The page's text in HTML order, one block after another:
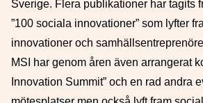
Sverige. Flera publikationer har tagits
”100 sociala innovationer” som lyfter
innovationer och
MSI har genom åren även arrangerat
Innovation Summit” och en rad andra